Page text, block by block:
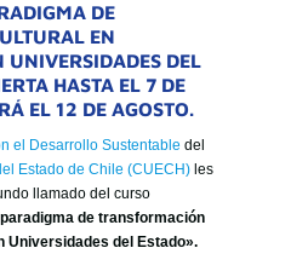
DE
EN
UNIVERSIDADES DEL
HASTA EL 7 DE
EL 12 DE AGOSTO.
el Desarrollo Sustentable del
Estado de Chile (CUECH)les
llamado del curso
de transformación
Universidades del Estado».